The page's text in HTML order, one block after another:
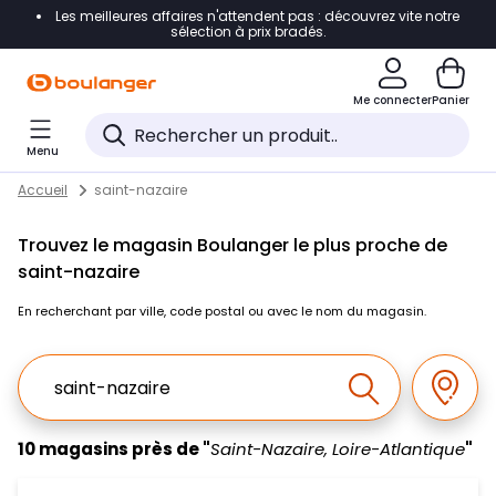
Accéder directement à la navigation
Accéder directement au pied de page
Accéder directement au chatbot
Les meilleures affaires n'attendent pas : découvrez vite notre
sélection à prix bradés.
Me connecterPanier
Menu
Skip to content
Return to Nav
Accueil saint-nazaire
Trouvez le magasin Boulanger le plus proche de
saint-nazaire
En recherchant par ville, code postal ou avec le nom du magasin.
Ville, Region, Code postal ou Ville & Pays
Effectuer la
10 magasins près de "Saint-Nazaire, Loire-Atlantique"